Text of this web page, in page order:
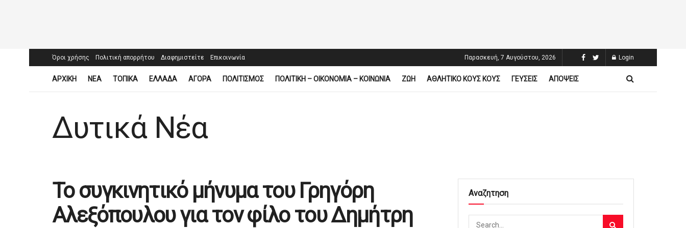
Όροι χρήσης Πολιτική απορρήτου Διαφημιστείτε Επικοινωνία Παρασκευή, 7 Αυγούστου, 2026 Login
ΑΡΧΙΚΗ ΝΕΑ ΤΟΠΙΚΑ ΕΛΛΑΔΑ ΑΓΟΡΑ ΠΟΛΙΤΙΣΜΟΣ ΠΟΛΙΤΙΚΗ – ΟΙΚΟΝΟΜΙΑ – ΚΟΙΝΩΝΙΑ ΖΩΗ ΑΘΛΗΤΙΚΟ ΚΟΥΣ ΚΟΥΣ ΓΕΥΣΕΙΣ ΑΠΟΨΕΙΣ
Δυτικά Νέα
Το συγκινητικό μήνυμα του Γρηγόρη
Αλεξόπουλου για τον φίλο του Δημήτρη
Αναζητηση